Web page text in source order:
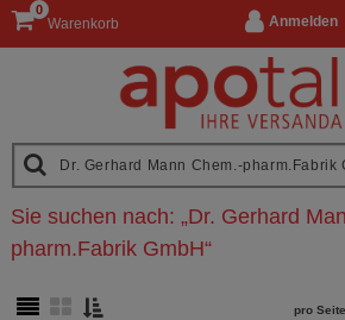
Anmelden
Warenkorb
0
Sie suchen nach: „Dr. Gerhard
pharm.Fabrik GmbH“
pro Seite